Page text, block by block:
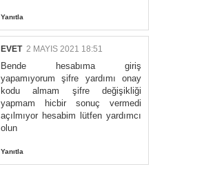
Yanıtla
EVET 2 MAYIS 2021 18:51
Bende hesabıma giriş
yapamıyorum şifre yardımı onay
kodu almam şifre değişikliği
yapmam hicbir sonuç vermedi
açılmıyor hesabim lütfen yardımcı
olun
Yanıtla